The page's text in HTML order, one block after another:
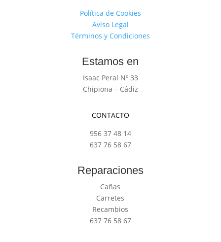
Política de Cookies
Aviso Legal
Términos y Condiciones
Estamos en
Isaac Peral Nº 33
Chipiona – Cádiz
CONTACTO
956 37 48 14
637 76 58 67
Reparaciones
Cañas
Carretes
Recambios
637 76 58 67